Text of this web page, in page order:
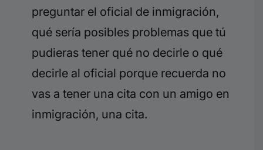
preguntar el oficial de inmigración,
qué sería posibles problemas que tú
pudieras tener qué no decirle o qué
decirle al oficial porque recuerda no
vas a tener una cita con un amigo en
inmigración, una cita.